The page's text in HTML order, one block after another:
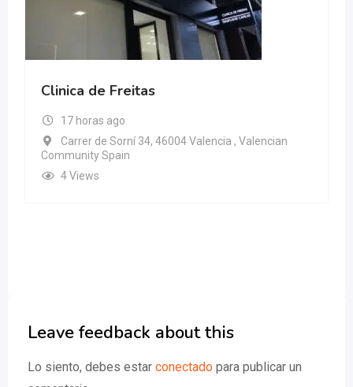
Clinica de Freitas
17 horas ago
Carrer de Sorní 34, 46004 Valencia , Valencian
Community Spain
4 Views
Leave feedback about this
Lo siento, debes estar conectado para publicar un